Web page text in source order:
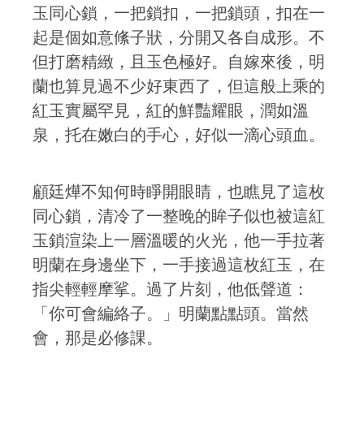
玉同心鎖，一把鎖扣，一把鎖頭，扣在一
起是個如意絛子狀，分開又各自成形。不
但打磨精緻，且玉色極好。自嫁來後，明
蘭也算見過不少好東西了，但這般上乘的
紅玉實屬罕見，紅的鮮豔耀眼，潤如溫
泉，托在嫩白的手心，好似一滴心頭血。
顧廷燁不知何時睜開眼睛，也瞧見了這枚
同心鎖，清冷了一整晚的眸子似也被這紅
玉鎖渲染上一層溫暖的火光，他一手拉著
明蘭在身邊坐下，一手接過這枚紅玉，在
指尖輕輕摩挲。過了片刻，他低聲道：
「你可會編絡子。」明蘭點點頭。當然
會，那是必修課。